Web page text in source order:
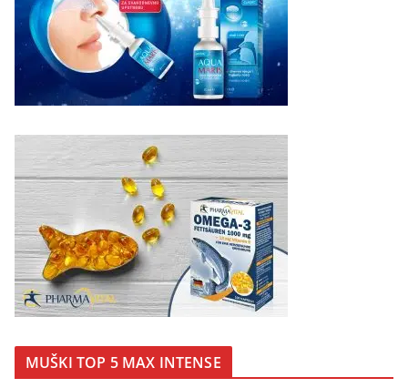
MUŠKI TOP 5 MAX INTENSE